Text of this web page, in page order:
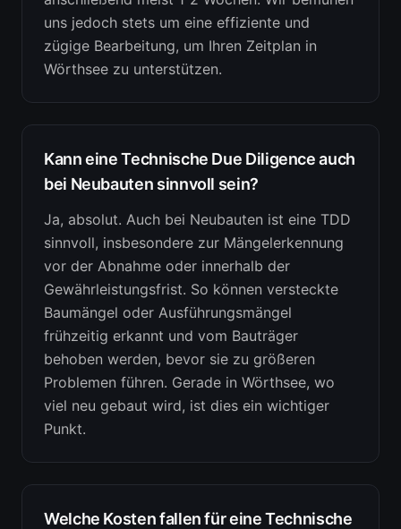
uns jedoch stets um eine effiziente und
zügige Bearbeitung, um Ihren Zeitplan in
Wörthsee zu unterstützen.
Kann eine Technische Due Diligence auch
bei Neubauten sinnvoll sein?
Ja, absolut. Auch bei Neubauten ist eine TDD
sinnvoll, insbesondere zur Mängelerkennung
vor der Abnahme oder innerhalb der
Gewährleistungsfrist. So können versteckte
Baumängel oder Ausführungsmängel
frühzeitig erkannt und vom Bauträger
behoben werden, bevor sie zu größeren
Problemen führen. Gerade in Wörthsee, wo
viel neu gebaut wird, ist dies ein wichtiger
Punkt.
Welche Kosten fallen für eine Technische